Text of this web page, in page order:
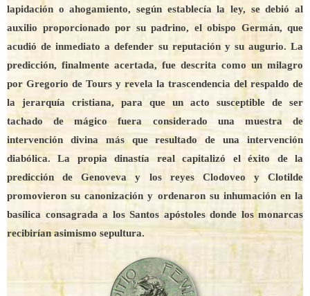
lapidación o ahogamiento, según establecía la ley, se debió al
auxilio proporcionado por su padrino, el obispo Germán, que
acudió de inmediato a defender su reputación y su augurio. La
predicción, finalmente acertada, fue descrita como un milagro
por Gregorio de Tours y revela la trascendencia del respaldo de
la jerarquía cristiana, para que un acto susceptible de ser
tachado de mágico fuera considerado una muestra de
intervención divina más que resultado de una intervención
diabólica. La propia dinastía real capitalizó el éxito de la
predicción de Genoveva y los reyes Clodoveo y Clotilde
promovieron su canonización y ordenaron su inhumación en la
basílica consagrada a los Santos apóstoles donde los monarcas
recibirían asimismo sepultura.